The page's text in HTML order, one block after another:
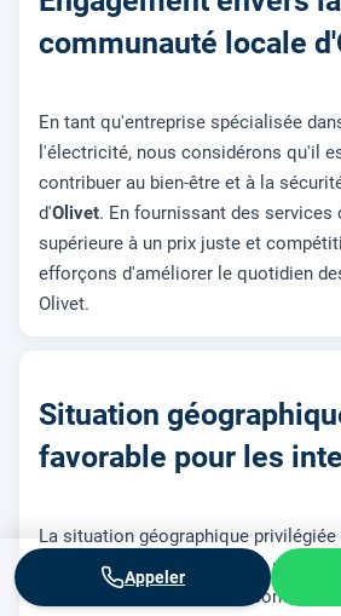
communauté locale
En tant qu'entreprise spécialisée
l'électricité, nous considérons qu'il
contribuer au bien-être et à la
d'Olivet. En fournissant des services
supérieure à un prix juste et
efforçons d'améliorer le quotidien
Olivet.
Situation
favorable pour les
La situation géographique privilégiée
notre entreprise de répondre
demandes sur le territoire
Appeler